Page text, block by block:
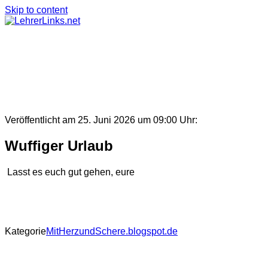
Skip to content
Veröffentlicht am 25. Juni 2026 um 09:00 Uhr:
Wuffiger Urlaub
Lasst es euch gut gehen, eure
KategorieMitHerzundSchere.blogspot.de